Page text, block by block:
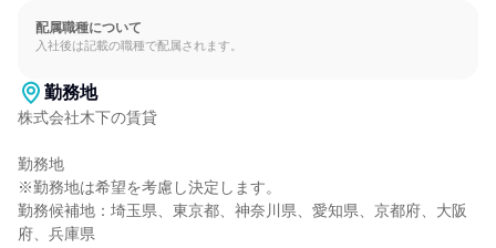
配属職種について
入社後は記載の職種で配属されます。
勤務地
株式会社木下の賃貸
勤務地
※勤務地は希望を考慮し決定します。
勤務候補地：埼玉県、東京都、神奈川県、愛知県、京都府、大阪
府、兵庫県